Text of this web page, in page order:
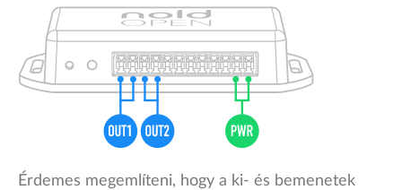
Érdemes megemlíteni, hogy a ki- és bemenetek